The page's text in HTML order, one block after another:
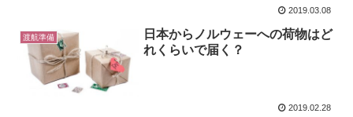
2019.03.08
渡航準備
日本からノルウェーへの荷物はど
れくらいで届く？
2019.02.28